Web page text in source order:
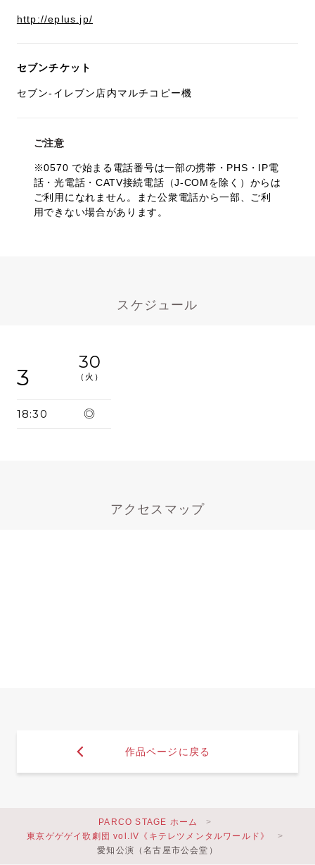
http://eplus.jp/
セブンチケット
セブン-イレブン店内マルチコピー機
ご注意
※0570 で始まる電話番号は一部の携帯・PHS・IP電
話・光電話・CATV接続電話（J-COMを除く）からは
ご利用になれません。また公衆電話から一部、ご利
用できない場合があります。
スケジュール
3
30
（火）
18:30 ◎
アクセスマップ
作品ページに戻る
PARCO STAGE ホーム
東京ゲゲゲイ歌劇団 vol.IV《キテレツメンタルワールド》
愛知公演（名古屋市公会堂）